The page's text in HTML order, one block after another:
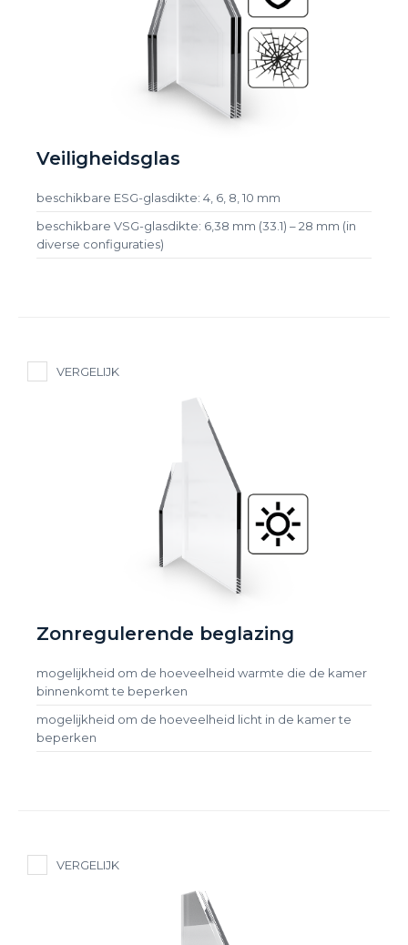
Veiligheidsglas
beschikbare ESG-glasdikte: 4, 6, 8, 10 mm
beschikbare VSG-glasdikte: 6,38 mm (33.1) – 28 mm (in
diverse configuraties)
VERGELIJK
Zonregulerende beglazing
mogelijkheid om de hoeveelheid warmte die de kamer
binnenkomt te beperken
mogelijkheid om de hoeveelheid licht in de kamer te
beperken
VERGELIJK